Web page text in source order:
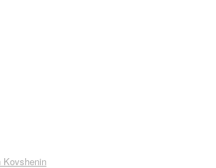
Kovshenin